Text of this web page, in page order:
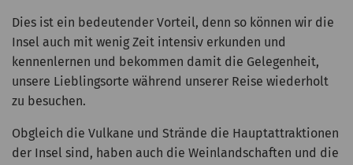
Dies ist ein bedeutender Vorteil, denn so können wir die
Insel auch mit wenig Zeit intensiv erkunden und
kennenlernen und bekommen damit die Gelegenheit,
unsere Lieblingsorte während unserer Reise wiederholt
zu besuchen.
Obgleich die Vulkane und Strände die Hauptattraktionen
der Insel sind, haben auch die Weinlandschaften und die